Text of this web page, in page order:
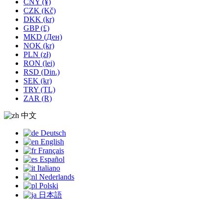
CNY (¥)
CZK (Kč)
DKK (kr)
GBP (£)
MKD (Ден)
NOK (kr)
PLN (zł)
RON (lei)
RSD (Din.)
SEK (kr)
TRY (TL)
ZAR (R)
中文
Deutsch
English
Français
Español
Italiano
Nederlands
Polski
日本語